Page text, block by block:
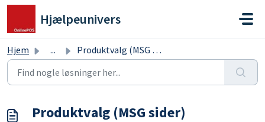
Gå til hovedindhold
Hjælpeunivers
Hjem ... Produktvalg (MSG sider)
Produktvalg (MSG sider)